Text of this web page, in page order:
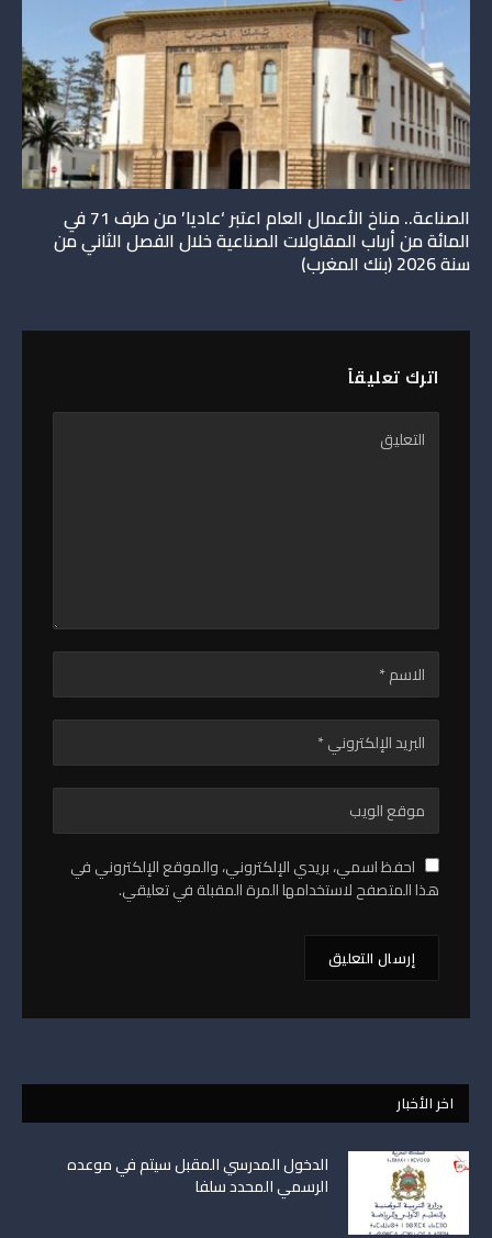
الصناعة.. مناخ الأعمال العام اعتبر ‘عاديا’ من طرف 71 في
المائة من أرباب المقاولات الصناعية خلال الفصل الثاني من
سنة 2026 (بنك المغرب)
اترك تعليقاً
احفظ اسمي، بريدي الإلكتروني، والموقع الإلكتروني في
هذا المتصفح لاستخدامها المرة المقبلة في تعليقي.
اخر الأخبار
الدخول المدرسي المقبل سیتم في موعده
الرسمي المحدد سلفا